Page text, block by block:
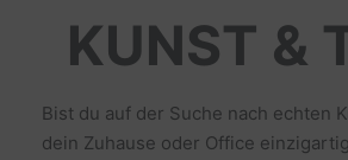
KUNST &
Bist du auf der Suche nach echten
dein Zuhause oder Office